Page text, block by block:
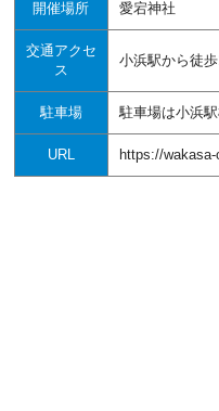
開催場所 愛宕神社
交通アクセ
ス
小浜駅から徒
駐車場 駐車場は小浜
URL https://